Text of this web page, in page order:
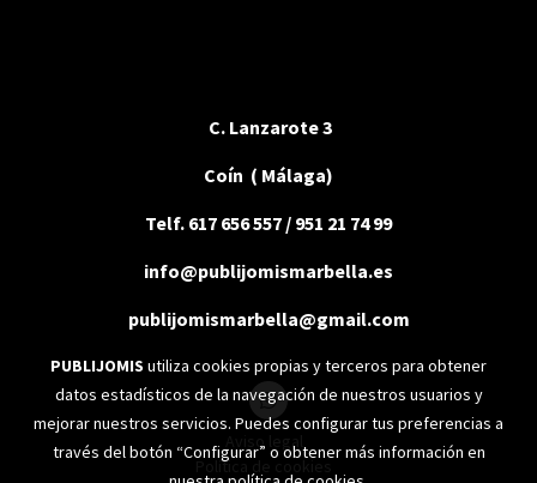
C. Lanzarote 3
Coín ( Málaga)
Telf. 617 656 557 / 951 21 74 99
info@publijomismarbella.es
publijomismarbella@gmail.com
Aviso legal
Política de cookies
PUBLIJOMIS utiliza cookies propias y terceros para obtener
datos estadísticos de la navegación de nuestros usuarios y
mejorar nuestros servicios. Puedes configurar tus preferencias a
través del botón “Configurar” o obtener más información en